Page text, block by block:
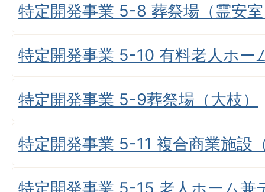
特定開発事業 5-8 葬祭場（霊安
特定開発事業 5-10 有料老人ホー
特定開発事業 5-9葬祭場（大枝）
特定開発事業 5-11 複合商業施設
特定開発事業 5-15 老人ホーム兼